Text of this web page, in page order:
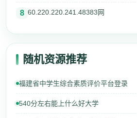
8 60.220.220.241.48383网
随机资源推荐
福建省中学生综合素质评价平台登录
540分左右能上什么好大学